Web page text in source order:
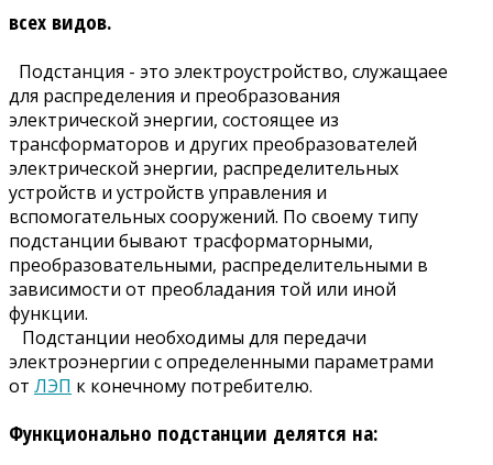
всех видов.
Подстанция - это электроустройство, служащаее
для распределения и преобразования
электрической энергии, состоящее из
трансформаторов и других преобразователей
электрической энергии, распределительных
устройств и устройств управления и
вспомогательных сооружений. По своему типу
подстанции бывают трасформаторными,
преобразовательными, распределительными в
зависимости от преобладания той или иной
функции.
Подстанции необходимы для передачи
электроэнергии с определенными параметрами
от ЛЭП к конечному потребителю.
Функционально подстанции делятся на: